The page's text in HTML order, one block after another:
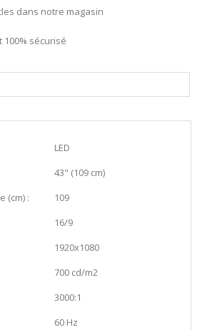
dans notre magasin
sécurisé
LED
43" (109 cm)
(cm) :
109
16/9
1920x1080
700 cd/m2
3000:1
60 Hz